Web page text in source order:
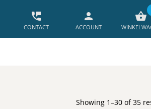
perm_phone_msg
CONTACT
person
ACCOUNT
shopping_basket
Showing 1–30 of 35